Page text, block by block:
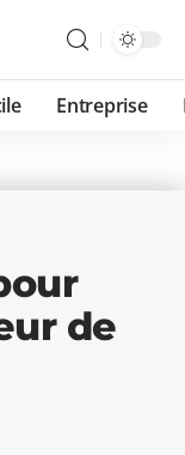
Entreprise
de